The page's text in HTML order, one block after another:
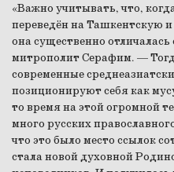
«Важно учитывать, что,
переведён на Ташкентскую
она существенно
митрополит Серафим. —
современные
позиционируют себя как
то время на этой огромной
много русских
что это было место ссылок
стала новой духовной